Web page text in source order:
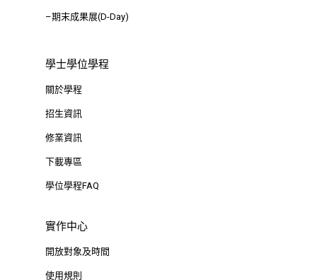
–期末成果展(D-Day)
學士學位學程
關於學程
招生資訊
修業資訊
下載專區
學位學程FAQ
實作中心
開放對象及時間
使用規則